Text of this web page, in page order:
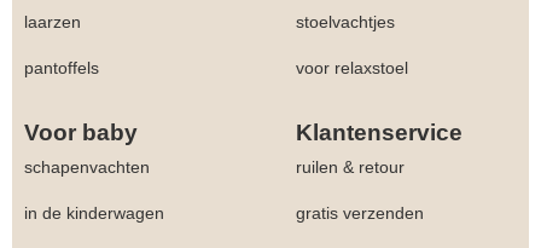
laarzen stoelvachtjes
pantoffels voor relaxstoel
Voor baby Klantenservice
schapenvachten ruilen & retour
in de kinderwagen gratis verzenden